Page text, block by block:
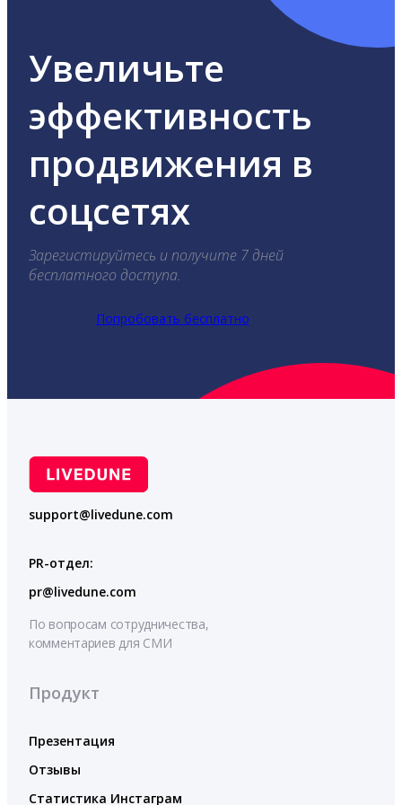
Увеличьте
эффективность
продвижения в
соцсетях
Зарегистируйтесь и получите 7 дней
бесплатного доступа.
Попробовать бесплатно
support@livedune.com
PR-отдел:
pr@livedune.com
По вопросам сотрудничества,
комментариев для СМИ
Продукт
Презентация
Отзывы
Статистика Инстаграм